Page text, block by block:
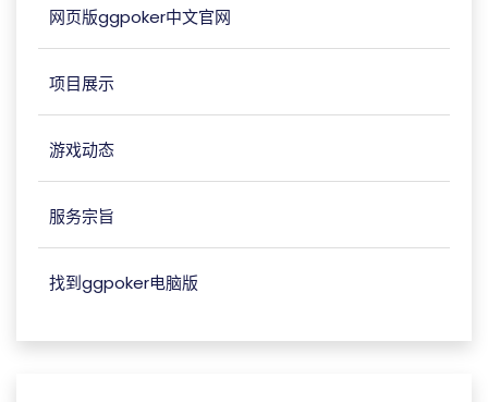
网页版ggpoker中文官网
项目展示
游戏动态
服务宗旨
找到ggpoker电脑版